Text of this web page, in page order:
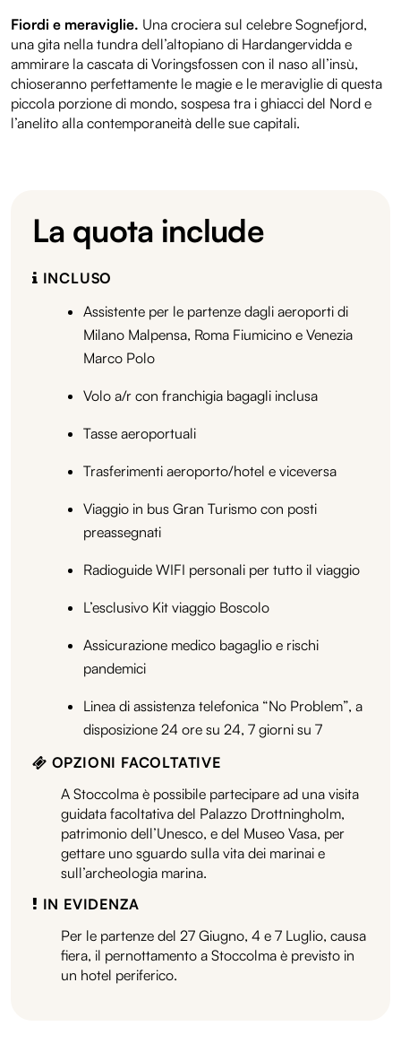
Fiordi e meraviglie. Una crociera sul celebre Sognefjord,
una gita nella tundra dell’altopiano di Hardangervidda e
ammirare la cascata di Voringsfossen con il naso all’insù,
chioseranno perfettamente le magie e le meraviglie di questa
piccola porzione di mondo, sospesa tra i ghiacci del Nord e
l’anelito alla contemporaneità delle sue capitali.
La quota include
INCLUSO
Assistente per le partenze dagli aeroporti di
Milano Malpensa, Roma Fiumicino e Venezia
Marco Polo
Volo a/r con franchigia bagagli inclusa
Tasse aeroportuali
Trasferimenti aeroporto/hotel e viceversa
Viaggio in bus Gran Turismo con posti
preassegnati
Radioguide WIFI personali per tutto il viaggio
L’esclusivo Kit viaggio Boscolo
Assicurazione medico bagaglio e rischi
pandemici
Linea di assistenza telefonica “No Problem”, a
disposizione 24 ore su 24, 7 giorni su 7
OPZIONI FACOLTATIVE
A Stoccolma è possibile partecipare ad una visita
guidata facoltativa del Palazzo Drottningholm,
patrimonio dell’Unesco, e del Museo Vasa, per
gettare uno sguardo sulla vita dei marinai e
sull’archeologia marina.
IN EVIDENZA
Per le partenze del 27 Giugno, 4 e 7 Luglio, causa
fiera, il pernottamento a Stoccolma è previsto in
un hotel periferico.